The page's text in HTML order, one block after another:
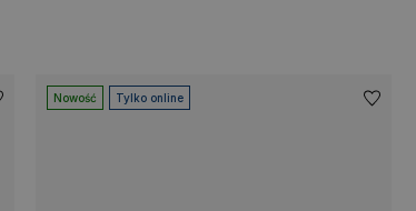
Nowość Tylko online